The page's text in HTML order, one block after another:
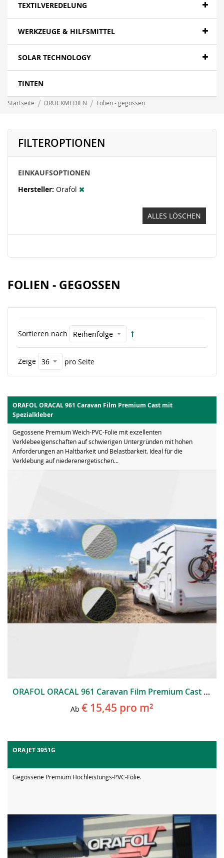
TEXTILVEREDELUNG
WERKZEUGE & HILFSMITTEL
SOLAR TECHNOLOGY
TINTEN
Startseite DRUCKMEDIEN Folien - gegossen
FOLIEN - GEGOSSEN
Sortieren nach
Zeige pro Seite
ORAFOL ORACAL 961 Caravan Film Premium Cast mit
Spezialkleber
Gegossene Premium Weich-PVC-Folie mit exzellenten
Verklebeeigenschaften auf schwierigen Untergründen mit hohen
Anforderungen an Haltbarkeit und Belastbarkeit. Ideal für die
Verklebung auf niederenergetischen...
ORAFOL ORACAL 961 Caravan Film Premium Cast Mit Spezialkleber
Ab € 15,45 pro m²
ORAJET 3951G
Gegossene Premium Hochleistungs-PVC-Folie.
FILTEROPTIONEN
EINKAUFSOPTIONEN
Hersteller Orafol
ALLES LÖSCHEN